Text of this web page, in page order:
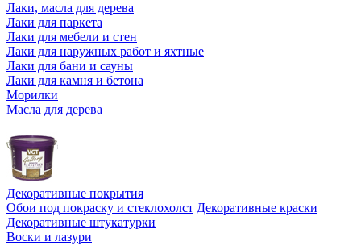
Лаки, масла для дерева
Лаки для паркета
Лаки для мебели и стен
Лаки для наружных работ и яхтные
Лаки для бани и сауны
Лаки для камня и бетона
Морилки
Масла для дерева
Декоративные покрытия
Обои под покраску и стеклохолст Декоративные краски
Декоративные штукатурки
Воски и лазури